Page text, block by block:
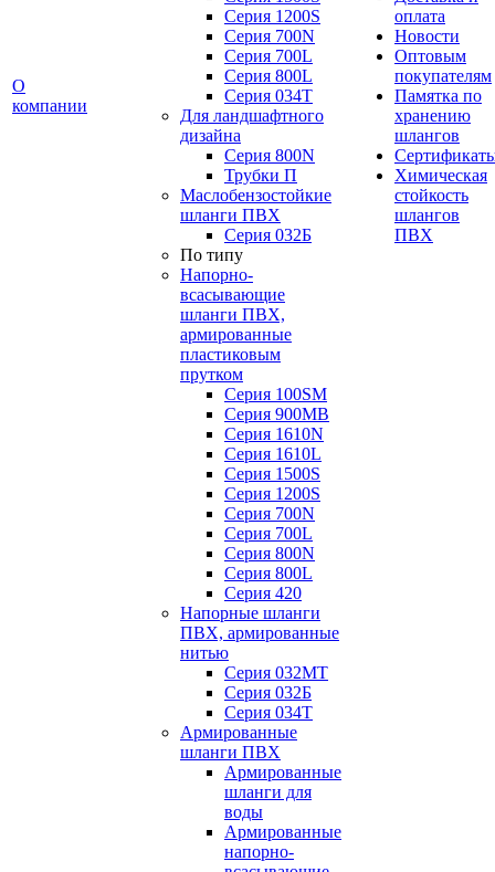
О
компании
Серия 1200S
Серия 700N
Серия 700L
Серия 800L
Серия 034T
Для ландшафтного
дизайна
Серия 800N
Трубки П
Маслобензостойкие
шланги ПВХ
Серия 032Б
По типу
Напорно-
всасывающие
шланги ПВХ,
армированные
пластиковым
прутком
Серия 100SM
Серия 900MB
Серия 1610N
Серия 1610L
Серия 1500S
Серия 1200S
Серия 700N
Серия 700L
Серия 800N
Серия 800L
Серия 420
Напорные шланги
ПВХ, армированные
нитью
Серия 032МТ
Серия 032Б
Серия 034Т
Армированные
шланги ПВХ
Армированные
шланги для
воды
Армированные
напорно-
оплата
Новости
Оптовым
покупателям
Памятка по
хранению
шлангов
Химическая
стойкость
шлангов
ПВХ